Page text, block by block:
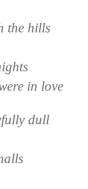
the hills
in love
dull